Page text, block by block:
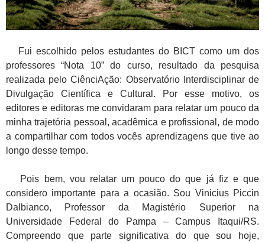
Fui escolhido pelos estudantes do BICT como um dos
professores “Nota 10” do curso, resultado da pesquisa
realizada pelo CiênciAção: Observatório Interdisciplinar de
Divulgação Científica e Cultural. Por esse motivo, os
editores e editoras me convidaram para relatar um pouco da
minha trajetória pessoal, acadêmica e profissional, de modo
a compartilhar com todos vocês aprendizagens que tive ao
longo desse tempo.
Pois bem, vou relatar um pouco do que já fiz e que
considero importante para a ocasião. Sou Vinicius Piccin
Dalbianco, Professor da Magistério Superior na
Universidade Federal do Pampa – Campus Itaqui/RS.
Compreendo que parte significativa do que sou hoje,